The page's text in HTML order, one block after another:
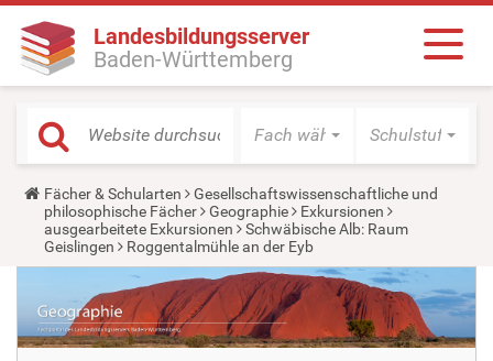
Landesbildungsserver
Baden-Württemberg
Fach wählen Schulstufe
Y
o
u
a
r
e
r
e
Fächer & Schularten
Gesellschaftswissenschaftliche und
philosophische Fächer
Geographie
Exkursionen
ausgearbeitete Exkursionen
Schwäbische Alb: Raum
Geislingen
Roggentalmühle an der Eyb